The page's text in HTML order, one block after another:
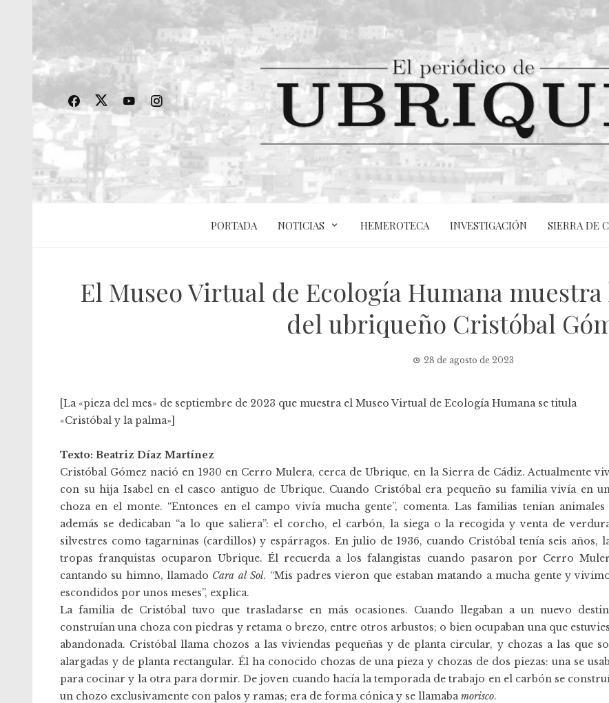
PORTADA NOTICIAS HEMEROTECA INVESTIGACIÓN SIERRA DE
El Museo Virtual de Ecología Humana
del ubriqueño Cristóbal
28 de agosto de 2023
[La «pieza del mes» de septiembre de 2023 que muestra el Museo Virtual de Ecología Humanase titula
«Cristóbal y la palma»]
Texto: Beatriz Díaz Martínez
Cristóbal Gómez nació en 1930 en Cerro Mulera, cerca de Ubrique, en la Sierra de Cádiz. Actualmente
con su hija Isabel en el casco antiguo de Ubrique. Cuando Cristóbal era pequeño su familia vivía en
choza en el monte. “Entonces en el campo vivía mucha gente”, comenta. Las familias tenían animales
además se dedicaban “a lo que saliera”: el corcho, el carbón, la siega o la recogida y venta de
silvestres como tagarninas (cardillos) y espárragos. En julio de 1936, cuando Cristóbal tenía seis años,
tropas franquistas ocuparon Ubrique. Él recuerda a los falangistas cuando pasaron por Cerro
cantando su himno, llamado Cara al Sol. “Mis padres vieron que estaban matando a mucha gente y
escondidos por unos meses”, explica.
La familia de Cristóbal tuvo que trasladarse en más ocasiones. Cuando llegaban a un nuevo
construían una choza con piedras y retama o brezo, entre otros arbustos; o bien ocupaban una que
abandonada. Cristóbal llama chozos a las viviendas pequeñas y de planta circular, y chozas a las que
alargadas y de planta rectangular. Él ha conocido chozas de una pieza y chozas de dos piezas: una se
para cocinar y la otra para dormir. De joven cuando hacía la temporada de trabajo en el carbón se
un chozo exclusivamente con palos y ramas; era de forma cónica y se llamabamorisco.